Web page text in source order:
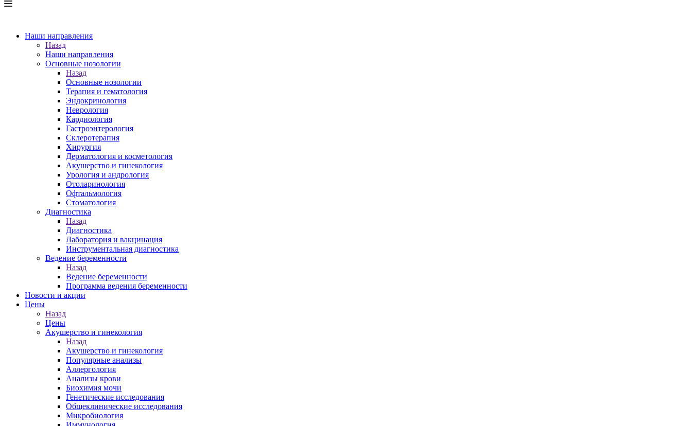
Наши направления
Назад
Наши направления
Основные нозологии
Назад
Основные нозологии
Терапия и гематология
Эндокринология
Неврология
Кардиология
Гастроэнтерология
Склеротерапия
Хирургия
Дерматология и косметология
Акушерство и гинекология
Урология и андрология
Отоларинология
Офтальмология
Стоматология
Диагностика
Назад
Диагностика
Лаборатория и вакцинация
Инструментальная диагностика
Ведение беременности
Назад
Ведение беременности
Программа ведения беременности
Новости и акции
Цены
Назад
Цены
Акушерство и гинекология
Назад
Акушерство и гинекология
Популярные анализы
Аллергология
Анализы крови
Биохимия мочи
Генетические исследования
Общеклинические исследования
Микробиология